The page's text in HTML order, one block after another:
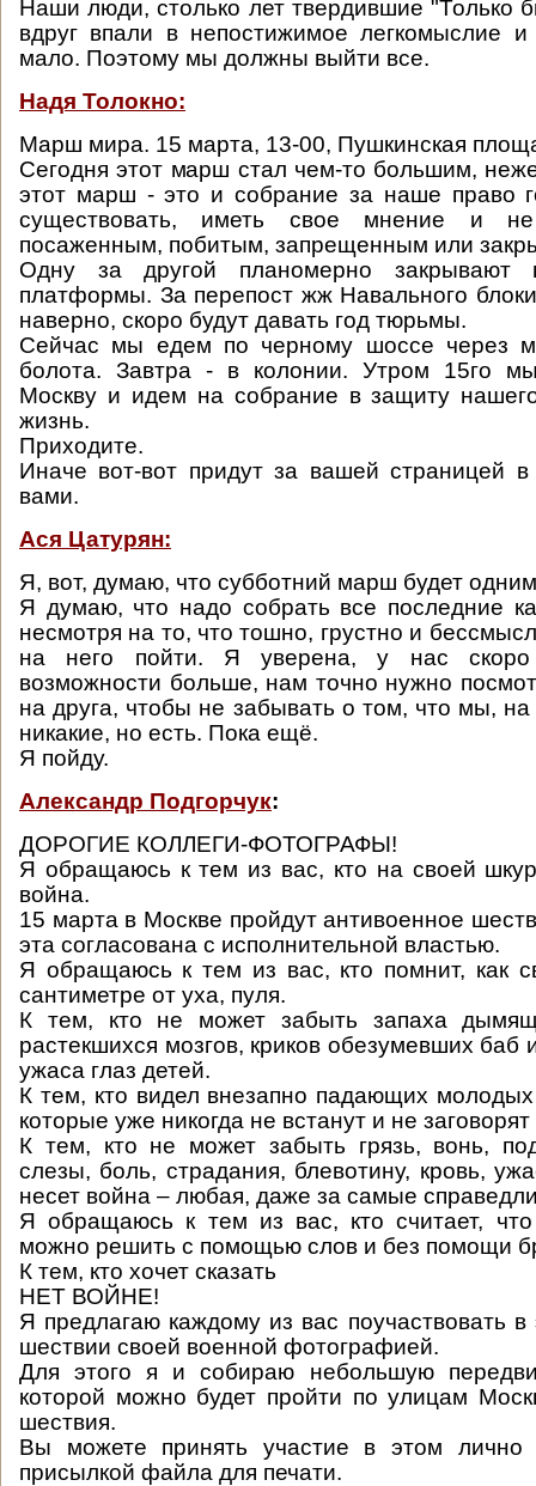
Наши люди, столько лет твердившие "Только
вдруг впали в непостижимое легкомыслие
мало. Поэтому мы должны выйти все.
Надя Толокно:
Марш мира. 15 марта, 13-00, Пушкинская
Сегодня этот марш стал чем-то большим,
этот марш - это и собрание за наше право
существовать, иметь свое мнение и
посаженным, побитым, запрещенным или
Одну за другой планомерно закрывают
платформы. За перепост жж Навального
наверно, скоро будут давать год тюрьмы.
Сейчас мы едем по черному шоссе через
болота. Завтра - в колонии. Утром 15го
Москву и идем на собрание в защиту
жизнь.
Приходите.
Иначе вот-вот придут за вашей страницей
вами.
Ася Цатурян:
Я, вот, думаю, что субботний марш будет
Я думаю, что надо собрать все последние
несмотря на то, что тошно, грустно и
на него пойти. Я уверена, у нас
возможности больше, нам точно нужно
на друга, чтобы не забывать о том, что мы,
никакие, но есть. Пока ещё.
Я пойду.
Александр Подгорчук:
ДОРОГИЕ КОЛЛЕГИ-ФОТОГРАФЫ!
Я обращаюсь к тем из вас, кто на своей
война.
15 марта в Москве пройдут антивоенное
эта согласована с исполнительной властью.
Я обращаюсь к тем из вас, кто помнит, как
сантиметре от уха, пуля.
К тем, кто не может забыть запаха
растекшихся мозгов, криков обезумевших баб
ужаса глаз детей.
К тем, кто видел внезапно падающих
которые уже никогда не встанут и не
К тем, кто не может забыть грязь, вонь,
слезы, боль, страдания, блевотину, кровь,
несет война – любая, даже за самые
Я обращаюсь к тем из вас, кто считает,
можно решить с помощью слов и без помощи
К тем, кто хочет сказать
НЕТ ВОЙНЕ!
Я предлагаю каждому из вас поучаствовать
шествии своей военной фотографией.
Для этого я и собираю небольшую
которой можно будет пройти по улицам
шествия.
Вы можете принять участие в этом лично
присылкой файла для печати.